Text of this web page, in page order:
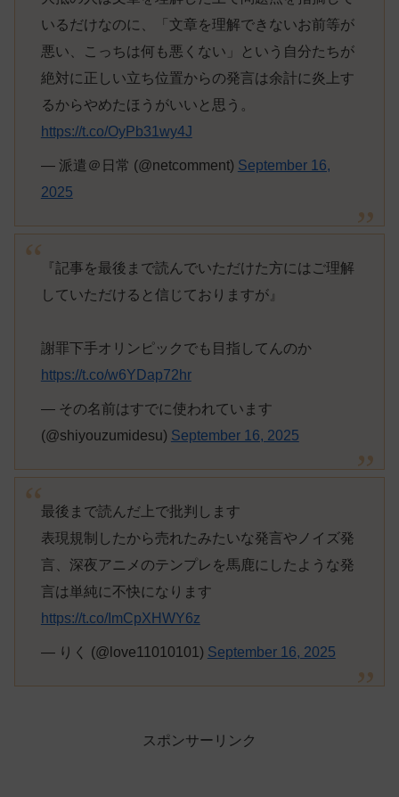
いるだけなのに、「文章を理解できないお前等が
悪い、こっちは何も悪くない」という自分たちが
絶対に正しい立ち位置からの発言は余計に炎上す
るからやめたほうがいいと思う。
https://t.co/OyPb31wy4J
— 派遣＠日常 (@netcomment) September 16,
2025
『記事を最後まで読んでいただけた方にはご理解
していただけると信じておりますが』
謝罪下手オリンピックでも目指してんのか
https://t.co/w6YDap72hr
— その名前はすでに使われています
(@shiyouzumidesu) September 16, 2025
最後まで読んだ上で批判します
表現規制したから売れたみたいな発言やノイズ発
言、深夜アニメのテンプレを馬鹿にしたような発
言は単純に不快になります
https://t.co/ImCpXHWY6z
— りく (@love11010101) September 16, 2025
スポンサーリンク